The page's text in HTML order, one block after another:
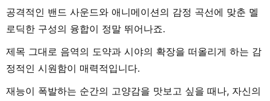
공격적인 밴드 사운드와 애니메이션의 감정 곡선에 맞춘 멜
로딕한 구성의 융합이 정말 뛰어나죠.
제목 그대로 음역의 도약과 시야의 확장을 떠올리게 하는 감
정적인 시원함이 매력적입니다.
재능이 폭발하는 순간의 고양감을 맛보고 싶을 때나, 자신의